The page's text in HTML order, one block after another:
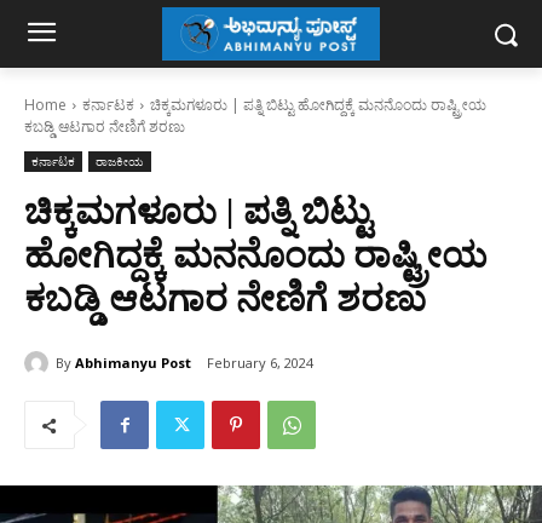
Home ಕರ್ನಾಟಕ
ಚಿಕ್ಕಮಗಳೂರು | ಪತ್ನಿ ಬಿಟ್ಟು ಹೋಗಿದ್ದಕ್ಕೆ ಮನನೊಂದು ರಾಷ್ಟ್ರೀಯ
ಕಬಡ್ಡಿ ಆಟಗಾರ ನೇಣಿಗೆ ಶರಣು
ಕರ್ನಾಟಕ ರಾಜಕೀಯ
ಚಿಕ್ಕಮಗಳೂರು | ಪತ್ನಿ ಬಿಟ್ಟು
ಹೋಗಿದ್ದಕ್ಕೆ ಮನನೊಂದು ರಾಷ್ಟ್ರೀಯ
ಕಬಡ್ಡಿ ಆಟಗಾರ ನೇಣಿಗೆ ಶರಣು
By Abhimanyu Post February 6, 2024